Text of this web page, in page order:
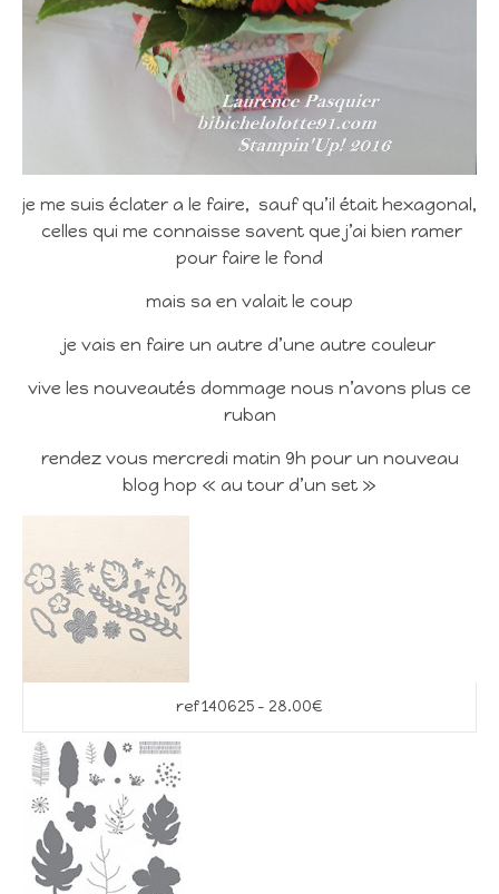
je me suis éclater a le faire, sauf qu’il était hexagonal,
celles qui me connaisse savent que j’ai bien ramer
pour faire le fond
mais sa en valait le coup
je vais en faire un autre d’une autre couleur
vive les nouveautés dommage nous n’avons plus ce
ruban
rendez vous mercredi matin 9h pour un nouveau
blog hop « au tour d’un set »
ref 140625 – 28.00€